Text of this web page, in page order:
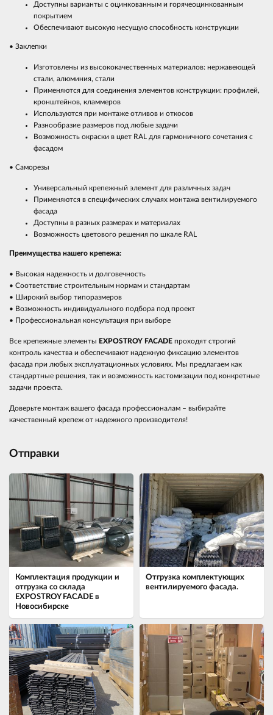
Доступны варианты с оцинкованным и горячеоцинкованным
покрытием
Обеспечивают высокую несущую способность конструкции
• Заклепки
Изготовлены из высококачественных материалов: нержавеющей
стали, алюминия, стали
Применяются для соединения элементов конструкции: профилей,
кронштейнов, кламмеров
Используются при монтаже отливов и откосов
Разнообразие размеров под любые задачи
Возможность окраски в цвет RAL для гармоничного сочетания с
фасадом
• Саморезы
Универсальный крепежный элемент для различных задач
Применяются в специфических случаях монтажа вентилируемого
фасада
Доступны в разных размерах и материалах
Возможность цветового решения по шкале RAL
Преимущества нашего крепежа:
• Высокая надежность и долговечность
• Соответствие строительным нормам и стандартам
• Широкий выбор типоразмеров
• Возможность индивидуального подбора под проект
• Профессиональная консультация при выборе
Все крепежные элементы EXPOSTROY FACADE проходят строгий
контроль качества и обеспечивают надежную фиксацию элементов
фасада при любых эксплуатационных условиях. Мы предлагаем как
стандартные решения, так и возможность кастомизации под конкретные
задачи проекта.
Доверьте монтаж вашего фасада профессионалам – выбирайте
качественный крепеж от надежного производителя!
Отправки
Комплектация продукции и
отгрузка со склада
EXPOSTROY FACADE в
Новосибирске
Отгрузка комплектующих
вентилируемого фасада.